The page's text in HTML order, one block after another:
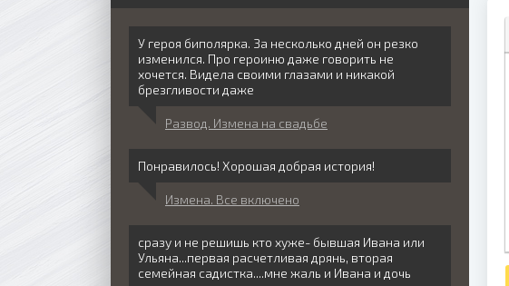
У героя биполярка. За несколько дней он резко
изменился. Про героиню даже говорить не
хочется. Видела своими глазами и никакой
брезгливости даже
Развод. Измена на свадьбе
Понравилось! Хорошая добрая история!
Измена. Все включено
сразу и не решишь кто хуже- бывшая Ивана или
Ульяна...первая расчетливая дрянь, вторая
семейная садистка....мне жаль и Ивана и дочь